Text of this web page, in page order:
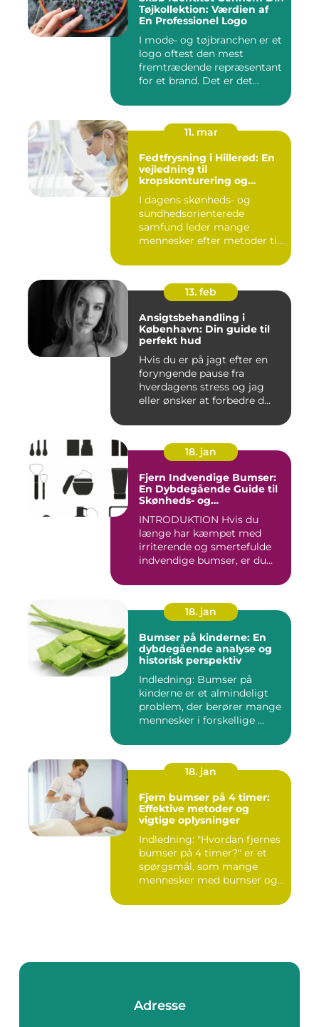
Tøjkollektion: Værdien af
En Professionel Logo
I mode- og tøjbranchen er et
logo oftest den mest
fremtrædende repræsentant
for et brand. Det er det...
11. mar
Fedtfrysning i Hillerød: En
vejledning til
kropskonturering og
I dagens skønheds- og
sundhedsorienterede
samfund leder mange
mennesker efter metoder til
13. feb
Ansigtsbehandling i
København: Din guide til
perfekt hud
Hvis du er på jagt efter en
foryngende pause fra
hverdagens stress og jag
eller ønsker at forbedre d...
18. jan
Fjern Indvendige Bumser:
En Dybdegående Guide til
Skønheds- og
INTRODUKTION Hvis du
længe har kæmpet med
irriterende og smertefulde
indvendige bumser, er du
18. jan
Bumser på kinderne: En
dybdegående analyse og
historisk perspektiv
Indledning: Bumser på
kinderne er et almindeligt
problem, der berører mange
mennesker i forskellige ...
18. jan
Fjern bumser på 4 timer:
Effektive metoder og
vigtige oplysninger
Indledning: "Hvordan fjernes
bumser på 4 timer?" er et
spørgsmål, som mange
mennesker med bumser og...
Adresse